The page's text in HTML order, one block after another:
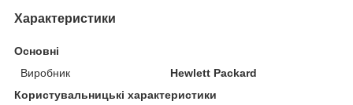
Характеристики
Основні
Виробник
Hewlett Packard
Користувальницькі характеристики